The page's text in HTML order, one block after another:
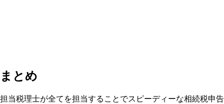
まとめ
担当税理士が全てを担当することでスピーディーな相続税申告